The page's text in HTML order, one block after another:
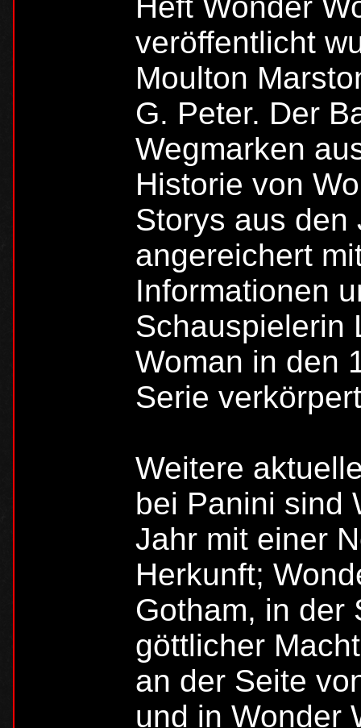
veröffentlicht
Moulton
G. Peter. Der
Wegmarken
Historie von
Storys aus den
angereichert
Informationen
Schauspielerin
Woman in den
Serie
Weitere
bei Panini sind
Jahr mit einer
Herkunft;
Gotham, in der
göttlicher
an der Seite
und in Wonder